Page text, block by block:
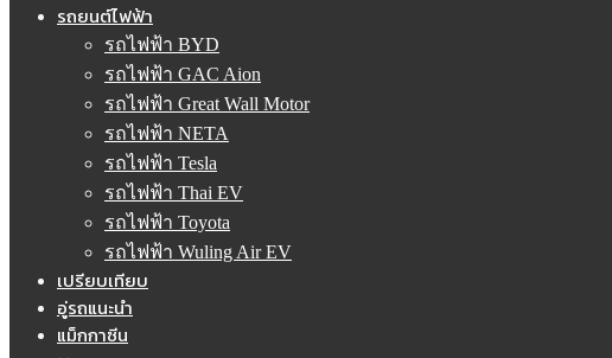
รถยนต์ไฟฟ้า
รถไฟฟ้า BYD
รถไฟฟ้า GAC Aion
รถไฟฟ้า Great Wall Motor
รถไฟฟ้า NETA
รถไฟฟ้า Tesla
รถไฟฟ้า Thai EV
รถไฟฟ้า Toyota
รถไฟฟ้า Wuling Air EV
เปรียบเทียบ
อู่รถแนะนำ
แม็กกาซีน